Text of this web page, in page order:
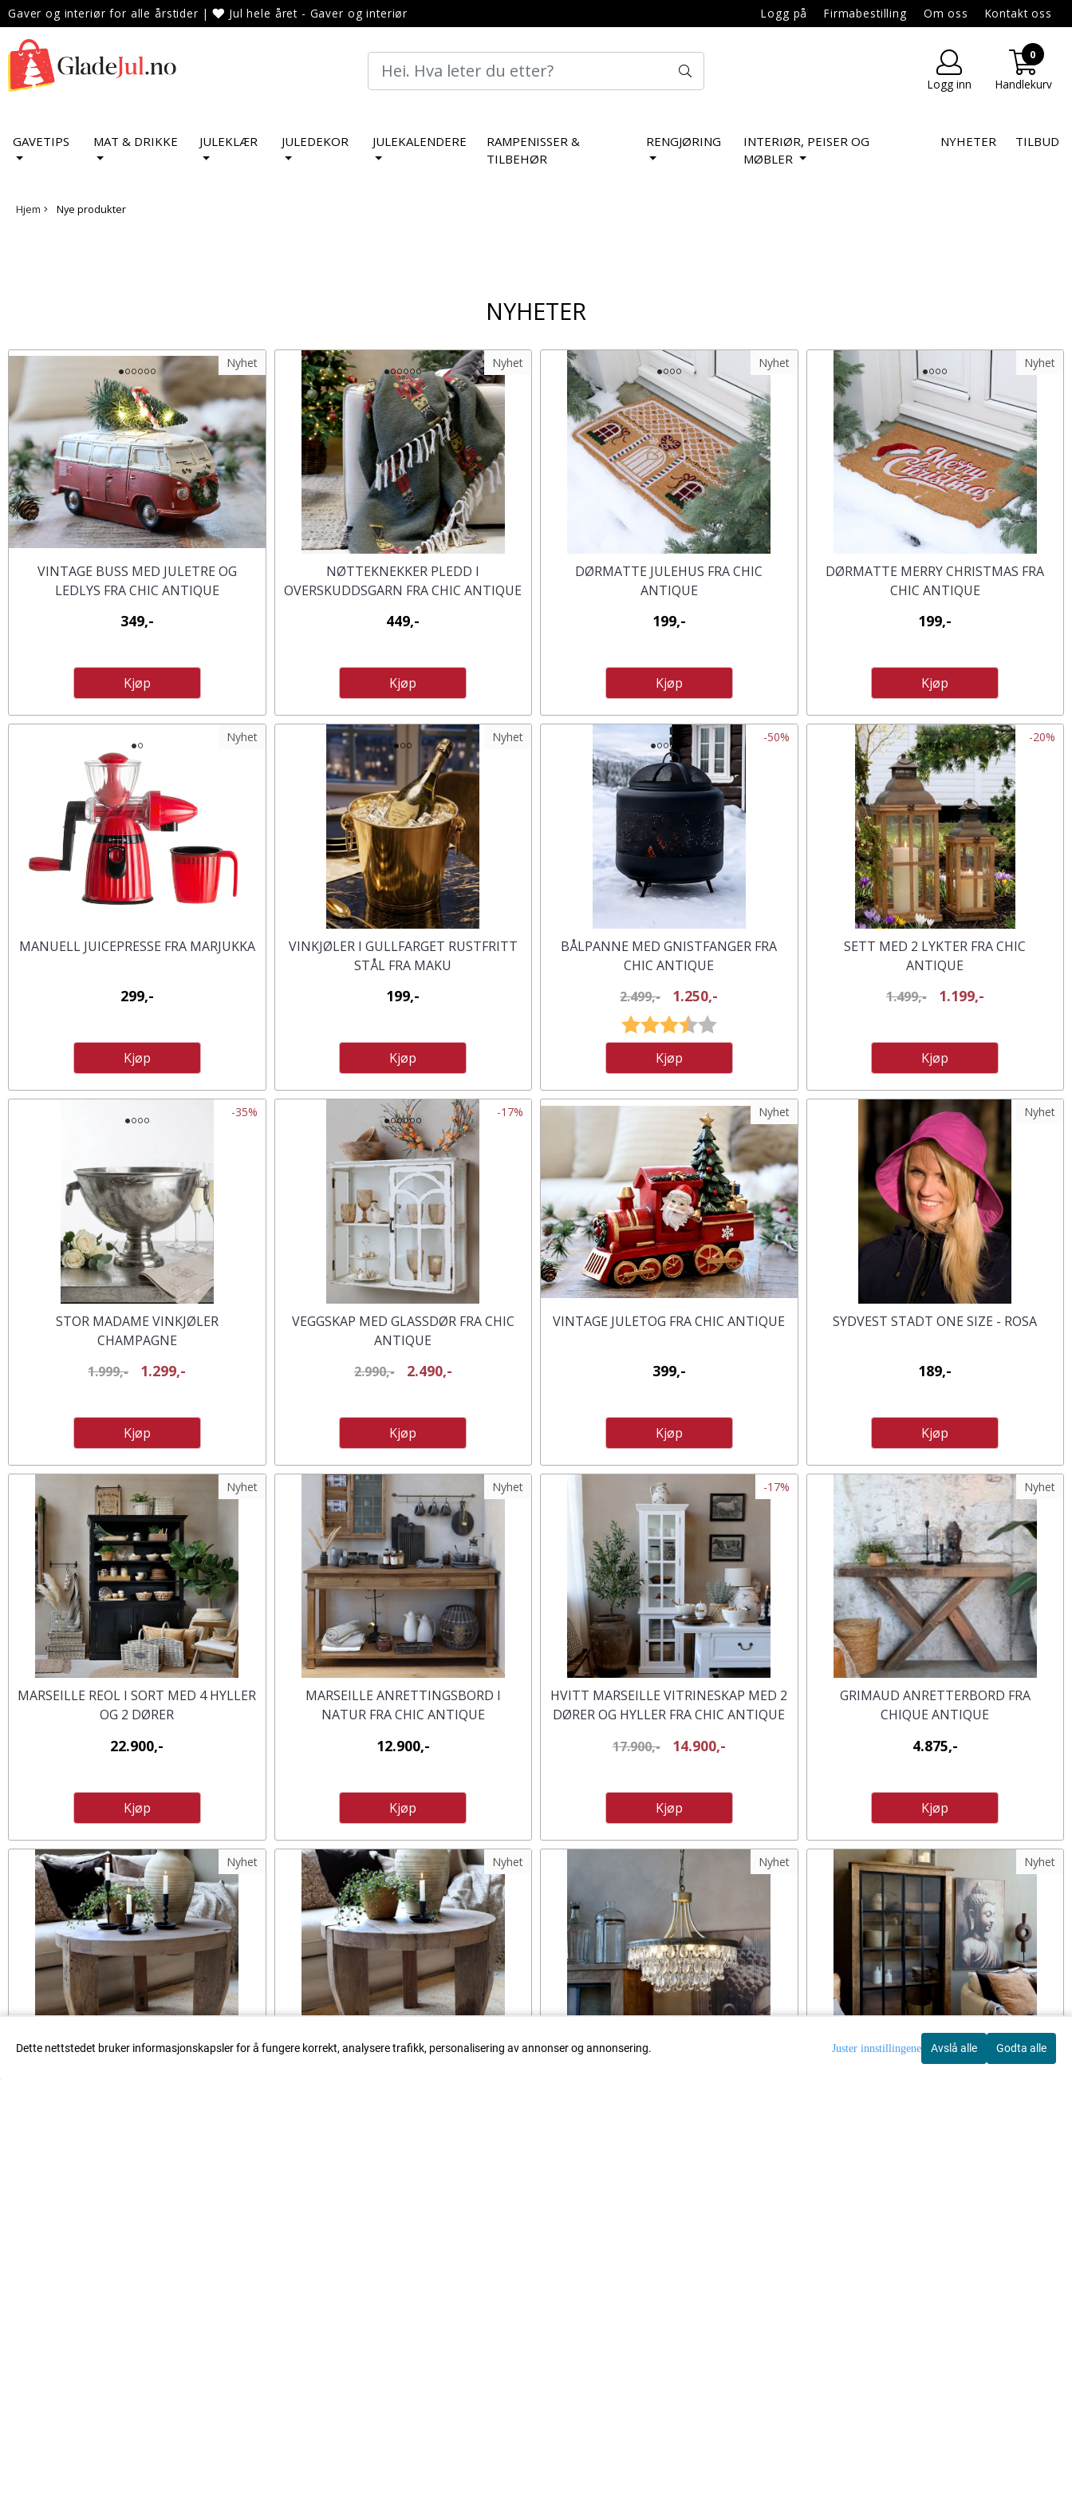
Gaver og interiør for alle årstider | Jul hele året - Gaver og interiør Logg på Firmabestilling Om oss Kontakt oss
Logg inn
0
Handlekurv
GAVETIPS MAT & DRIKKE JULEKLÆR JULEDEKOR JULEKALENDERE
RAMPENISSER &
TILBEHØR
RENGJØRING
INTERIØR, PEISER OG
MØBLER
NYHETER TILBUD
Hjem Nye produkter
NYHETER
Nyhet
VINTAGE BUSS MED JULETRE OG
LEDLYS FRA CHIC ANTIQUE
349,-
Kjøp
Nyhet
NØTTEKNEKKER PLEDD I
OVERSKUDDSGARN FRA CHIC ANTIQUE
449,-
Kjøp
Nyhet
DØRMATTE JULEHUS FRA CHIC
ANTIQUE
199,-
Kjøp
Nyhet
DØRMATTE MERRY CHRISTMAS FRA
CHIC ANTIQUE
199,-
Kjøp
Nyhet
MANUELL JUICEPRESSE FRA MARJUKKA
299,-
Kjøp
Nyhet
VINKJØLER I GULLFARGET RUSTFRITT
STÅL FRA MAKU
199,-
Kjøp
-50%
BÅLPANNE MED GNISTFANGER FRA
CHIC ANTIQUE
2.499,-
1.250,-
Karakter:
3.5 av 5 mulige
Kjøp
-20%
SETT MED 2 LYKTER FRA CHIC
ANTIQUE
1.499,-
1.199,-
Kjøp
-35%
STOR MADAME VINKJØLER
CHAMPAGNE
1.999,-
1.299,-
Kjøp
-17%
VEGGSKAP MED GLASSDØR FRA CHIC
ANTIQUE
2.990,-
2.490,-
Kjøp
Nyhet
VINTAGE JULETOG FRA CHIC ANTIQUE
399,-
Kjøp
Nyhet
SYDVEST STADT ONE SIZE - ROSA
189,-
Kjøp
Nyhet
MARSEILLE REOL I SORT MED 4 HYLLER
OG 2 DØRER
22.900,-
Kjøp
Nyhet
MARSEILLE ANRETTINGSBORD I
NATUR FRA CHIC ANTIQUE
12.900,-
Kjøp
-17%
HVITT MARSEILLE VITRINESKAP MED 2
DØRER OG HYLLER FRA CHIC ANTIQUE
17.900,-
14.900,-
Kjøp
Nyhet
GRIMAUD ANRETTERBORD FRA
CHIQUE ANTIQUE
4.875,-
Kjøp
Nyhet Nyhet Nyhet Nyhet
Dette nettstedet bruker informasjonskapsler for å fungere korrekt, analysere trafikk, personalisering av annonser og annonsering. Avslå alle Godta alle
Juster innstillingene